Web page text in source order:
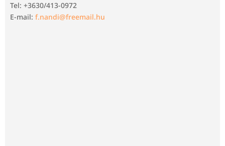
Tel: +3630/413-0972
E-mail: f.nandi@freemail.hu